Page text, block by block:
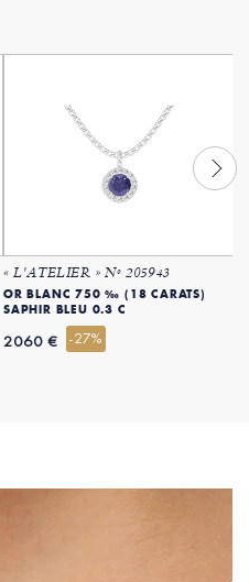
« L'ATELIER » Nº 205943
OR BLANC 750 ‰ (18 CARATS)
SAPHIR BLEU 0.3 C
2060 € -27%